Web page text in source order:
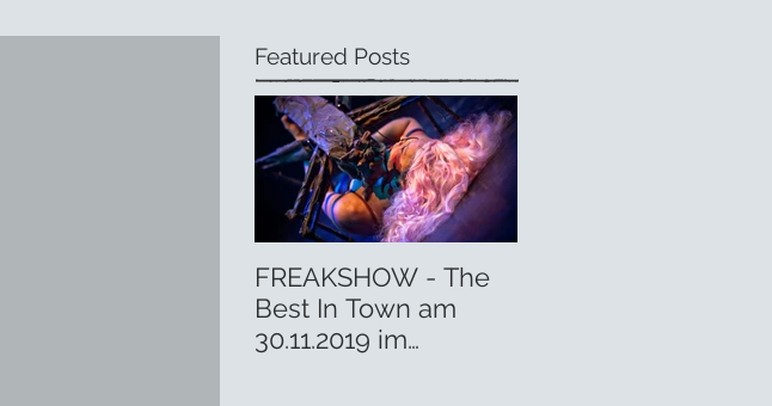
Featured Posts
FREAKSHOW - The
Best In Town am
30.11.2019 im